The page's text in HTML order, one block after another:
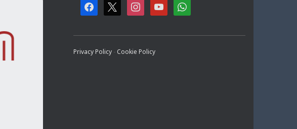
C
E
S
T
U
T
W
A
Privacy Policy - Cookie Policy